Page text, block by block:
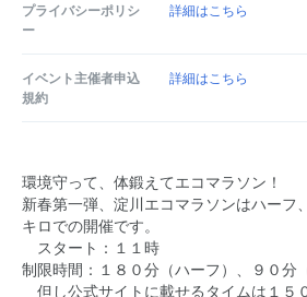
プライバシーポリシ
ー
詳細はこちら
イベント主催者申込
規約
詳細はこちら
環境守って、体鍛えてエコマラソン！
新春第一弾、淀川エコマラソンはハーフ
キロでの開催です。
スタート：１１時
制限時間：１８０分（ハーフ）、９０分
但し公式サイトに載せるタイムは１５